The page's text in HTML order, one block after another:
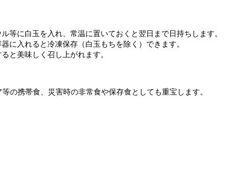
等に白玉を入れ、常温に置いておくと翌日まで日持ちします。
に入れると冷凍保存（白玉もちを除く）できます。
と美味しく召し上がれます。
の携帯食、災害時の非常食や保存食としても重宝します。